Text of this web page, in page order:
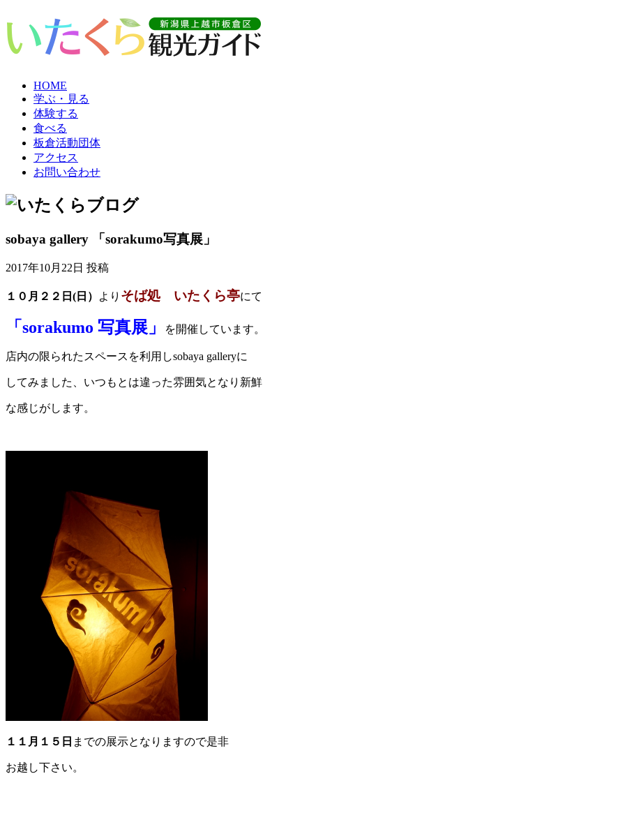
HOME
学ぶ・見る
体験する
食べる
板倉活動団体
アクセス
お問い合わせ
sobaya gallery 「sorakumo写真展」
2017年10月22日 投稿
１０月２２日(日） より そば処 いたくら亭にて
「sorakumo 写真展」 を開催しています。
店内の限られたスペースを利用しsobaya galleryに
してみました、いつもとは違った雰囲気となり新鮮
な感じがします。
１１月１５日 までの展示となりますので是非
お越し下さい。